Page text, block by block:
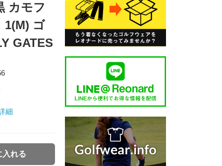
カモフ
1(M) ゴ
GATES
細
れる